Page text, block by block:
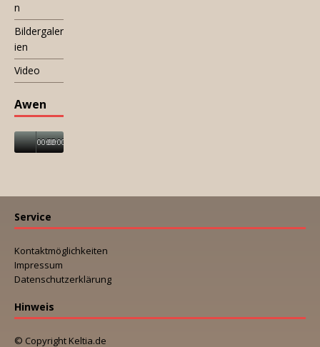
n
Bildergaler
ien
Video
Awen
00:00
00:00
Service
Kontaktmöglichkeiten
Impressum
Datenschutzerklärung
Hinweis
© Copyright Keltia.de